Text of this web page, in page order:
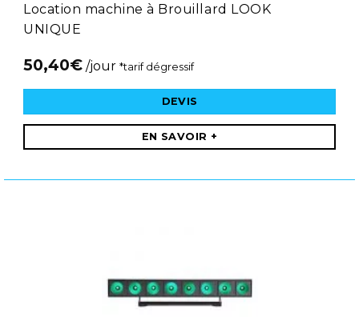
Location machine à Brouillard LOOK
UNIQUE
50,40€ /jour *tarif dégressif
DEVIS
EN SAVOIR +